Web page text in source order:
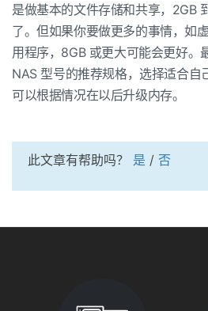
是做基本的文件存储和共享，2GB
了。但如果你要做更多的事情，如
用程序，8GB 或更大可能会更好。
NAS 型号的推荐规格，选择适合自
可以根据情况在以后升级内存。
此文章有帮助吗？ 是 / 否